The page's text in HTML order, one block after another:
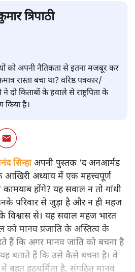
त्रिपाठी
को अपनी नैतिकता से इतना मजबूर कर
रास्ता बचा था? वरिष्ठ पत्रकार/
किताबों के हवाले से राष्ट्रपिता के
किया है।
सिन्हाअपनी पुस्तक ‘द अनआर्मड
आखिरी अध्याय में एक महत्त्वपूर्ण
कामयाब होंगे? यह सवाल न तो गांधी
परिवार से जुड़ा है और न ही महज
के विश्वास से। यह सवाल महज भारत
को मानव प्रजाति के अस्तित्व के
कि अगर मानव जाति को बचना है
यह बताते हैं कि उसे कैसे बचना है। वे
बहुत हठधर्मिता है, संगठित मानव